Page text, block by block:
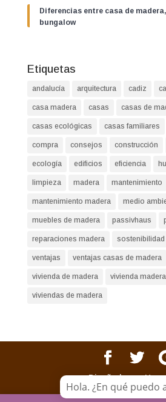
Diferencias entre casa de
bungalow
Etiquetas
andalucía arquitectura cadiz
casa madera casas casas de
casas ecológicas casas familiares
compra consejos construcción
ecología edificios eficiencia
limpieza madera mantenimiento
mantenimiento madera medio
muebles de madera passivhaus
reparaciones madera sostenibilidad
ventajas ventajas casas de madera
vivienda de madera vivienda madera
viviendas de madera
Diseñado por
Hola. ¿En qué puedo